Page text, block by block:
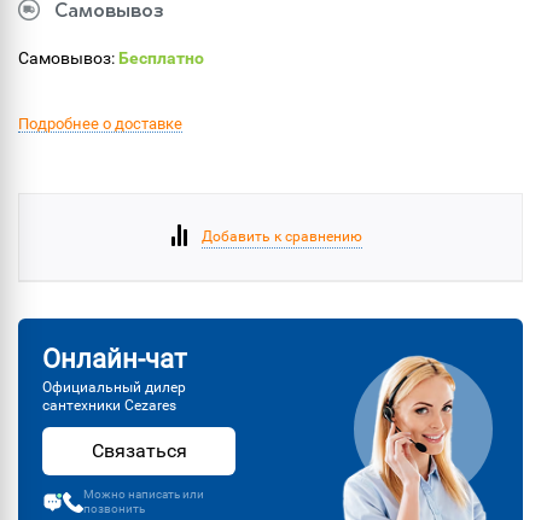
Самовывоз
Самовывоз:Бесплатно
Подробнее о доставке
Добавить к сравнению
Онлайн-чат
Официальный дилер
сантехники Cezares
Связаться
Можно написать или
позвонить